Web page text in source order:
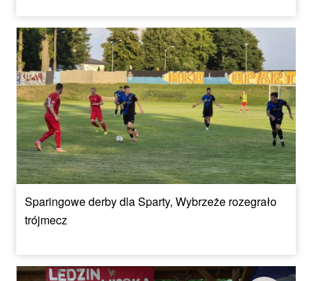
Sparingowe derby dla Sparty, Wybrzeże rozegrało
trójmecz